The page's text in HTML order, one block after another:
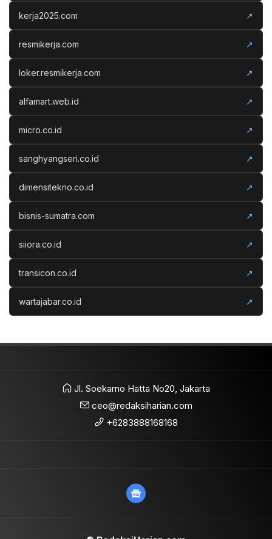
kerja2025.com ↗
resmikerja.com ↗
loker.resmikerja.com ↗
alfamart.web.id ↗
micro.co.id ↗
sanghyangseri.co.id ↗
dimensitekno.co.id ↗
bisnis-sumatra.com ↗
siiora.co.id ↗
transicon.co.id ↗
wartajabar.co.id ↗
Jl. Soekarno Hatta No20, Jakarta
ceo@redaksiharian.com
+6283888168168